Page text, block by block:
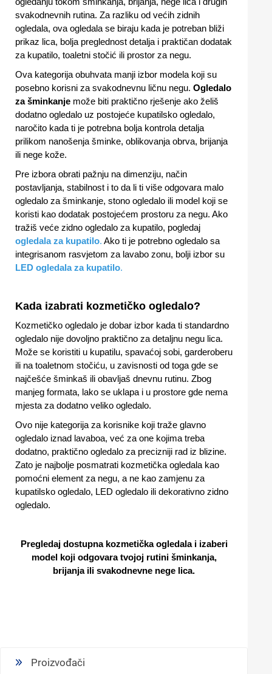
svakodnevnih rutina. Za razliku od većih zidnih
ogledala, ova ogledala se biraju kada je potreban bliži
prikaz lica, bolja preglednost detalja i praktičan dodatak
za kupatilo, toaletni stočić ili prostor za negu.
Ova kategorija obuhvata manji izbor modela koji su
posebno korisni za svakodnevnu ličnu negu. Ogledalo
za šminkanje može biti praktično rješenje ako želiš
dodatno ogledalo uz postojeće kupatilsko ogledalo,
naročito kada ti je potrebna bolja kontrola detalja
prilikom nanošenja šminke, oblikovanja obrva, brijanja
ili nege kože.
Pre izbora obrati pažnju na dimenziju, način
postavljanja, stabilnost i to da li ti više odgovara malo
ogledalo za šminkanje, stono ogledalo ili model koji se
koristi kao dodatak postojećem prostoru za negu. Ako
tražiš veće zidno ogledalo za kupatilo, pogledaj
ogledala za kupatilo. Ako ti je potrebno ogledalo sa
integrisanom rasvjetom za lavabo zonu, bolji izbor su
LED ogledala za kupatilo.
Kada izabrati kozmetičko ogledalo?
Kozmetičko ogledalo je dobar izbor kada ti standardno
ogledalo nije dovoljno praktično za detaljnu negu lica.
Može se koristiti u kupatilu, spavaćoj sobi, garderoberu
ili na toaletnom stočiću, u zavisnosti od toga gde se
najčešće šminkaš ili obavljaš dnevnu rutinu. Zbog
manjeg formata, lako se uklapa i u prostore gde nema
mjesta za dodatno veliko ogledalo.
Ovo nije kategorija za korisnike koji traže glavno
ogledalo iznad lavaboa, već za one kojima treba
dodatno, praktično ogledalo za precizniji rad iz blizine.
Zato je najbolje posmatrati kozmetička ogledala kao
pomoćni element za negu, a ne kao zamjenu za
kupatilsko ogledalo, LED ogledalo ili dekorativno zidno
ogledalo.
Pregledaj dostupna kozmetička ogledalai izaberi
model koji odgovara tvojoj rutini šminkanja,
brijanja ili svakodnevne nege lica.
Proizvođači